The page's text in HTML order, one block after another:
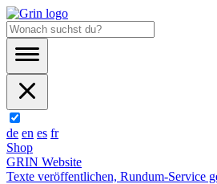
de en es fr
Shop
GRIN Website
Texte veröffentlichen, Rundum-Service